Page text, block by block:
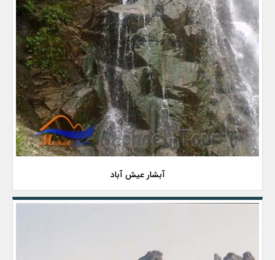
آبشار عیش آباد